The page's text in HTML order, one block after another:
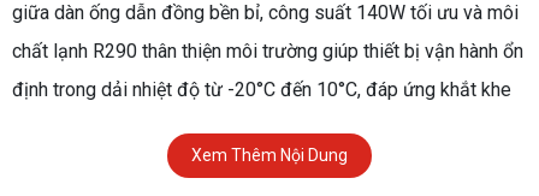
giữa dàn ống dẫn đồng bền bỉ, công suất 140W tối ưu và môi
chất lạnh R290 thân thiện môi trường giúp thiết bị vận hành ổn
định trong dải nhiệt độ từ -20°C đến 10°C, đáp ứng khắt khe
các tiêu chuẩn bảo quản thực phẩm chuyên nghiệp.
Xem Thêm Nội Dung